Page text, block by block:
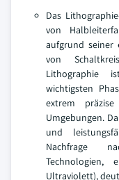
Das
von
aufgrund seiner
von
Lithographie
wichtigsten
extrem
Umgebungen.
und
Nachfrage
Technologien,
Ultraviolett),